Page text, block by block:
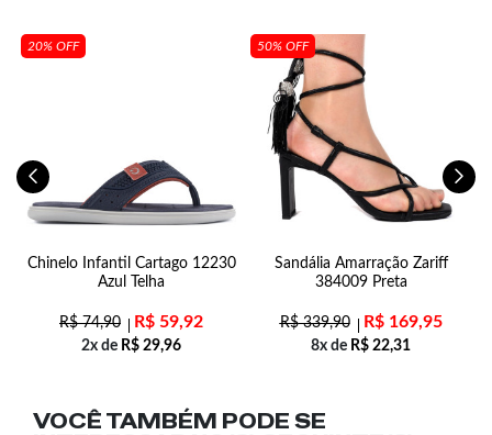
20% OFF
Chinelo Infantil Cartago 12230
Azul Telha
R$74,90 R$ 59,92
2x de R$ 29,96
50% OFF
Sandália Amarração Zariff
384009 Preta
R$339,90 R$169,95
8x de R$ 22,31
VOCÊ TAMBÉM PODE SE